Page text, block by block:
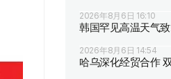
2026年8月6日 16:10
韩国罕见高温天气
2026年8月6日 14:54
哈乌深化经贸合作